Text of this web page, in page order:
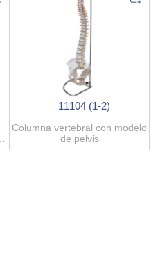
11104 (1-2)
Columna vertebral con modelo
de pelvis